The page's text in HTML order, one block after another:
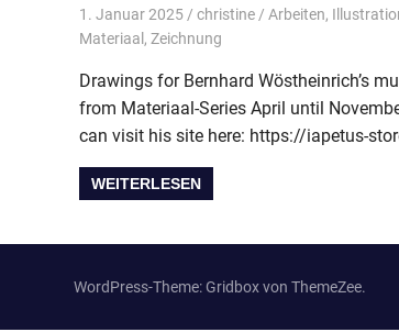
1. Januar 2025 christine Arbeiten,
Materiaal, Zeichnung
Drawings for Bernhard Wöstheinrich’s
from Materiaal-Series April until
can visit his site here: https://iapetus-
WEITERLESEN
WordPress-Theme: Gridbox von ThemeZee.